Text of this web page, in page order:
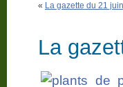
« La gazette du 21
La